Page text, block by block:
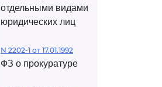
отдельными видами
юридических лиц
N 2202-1 от 17.01.1992
ФЗ о прокуратуре